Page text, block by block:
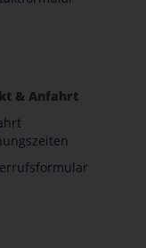
& Anfahrt